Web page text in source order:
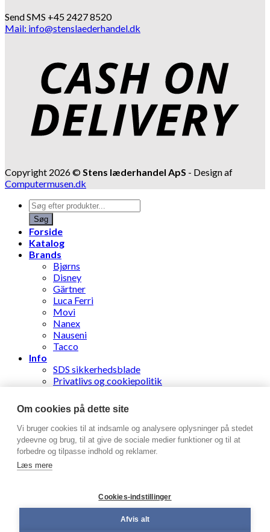
Send SMS +45 2427 8520
Mail: info@stenslaederhandel.dk
Copyright 2026 © Stens læderhandel ApS - Design af
Computermusen.dk
Products
search
Søg
Forside
Katalog
Brands
Bjørns
Disney
Gärtner
Luca Ferri
Movi
Nanex
Nauseni
Tacco
Info
SDS sikkerhedsblade
Privatlivs og cookiepolitik
Nyhedsbrev
Stens Læderhandel ApS
Log ind
Adgangskode*
Om cookies på dette site
Vi bruger cookies til at indsamle og analysere oplysninger på stedet
ydeevne og brug, til at give de sociale medier funktioner og til at
forbedre og tilpasse indhold og reklamer.
Læs mere
Cookies-indstillinger
Afvis alt